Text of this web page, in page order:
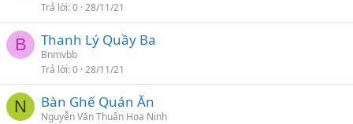
Trả lời 0 28/11/21
B Thanh Lý Quầy Ba
Bnmvbb
Trả lời 0 28/11/21
N Bàn Ghế Quán Ăn
Nguyễn Văn Thuấn Hoa Ninh